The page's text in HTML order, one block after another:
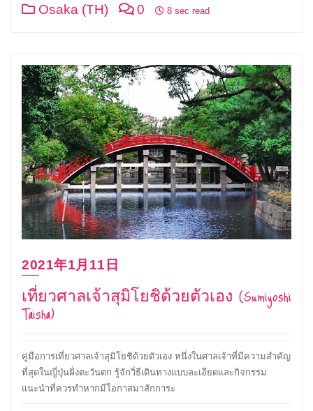
Osaka (TH) 0 8 sec read
2021年1月11日
เที่ยวศาลเจ้าสุมิโยชิด้วยตัวเอง (Sumiyoshi
Taisha)
คู่มือการเที่ยวศาลเจ้าสุมิโยชิด้วยตัวเอง หนึ่งในศาลเจ้าที่มีความสำคัญ
ที่สุดในญี่ปุ่นฝั่งตะวันตก รู้จักวิํธีเดินทางแบบละเอียดและกิจกรรม
แนะนำที่ควรทำหากมีโอกาสมาสักการะ